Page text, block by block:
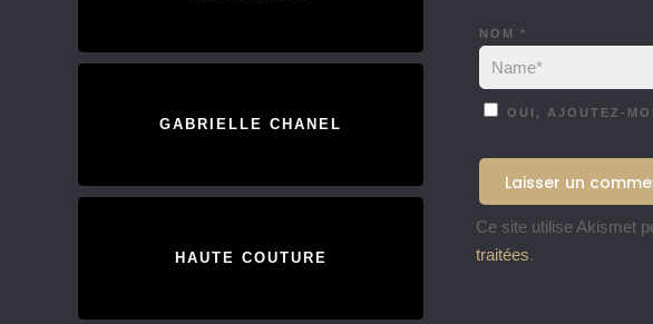
NOM *
OUI, AJOUTEZ-
Ce site utilise Akismet
traitées.
GABRIELLE CHANEL
HAUTE COUTURE